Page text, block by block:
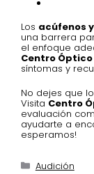
Los acúfenos
una barrera
el enfoque
Centro
síntomas y
No dejes que
Visita Centro
evaluación
ayudarte a
esperamos!
Audición